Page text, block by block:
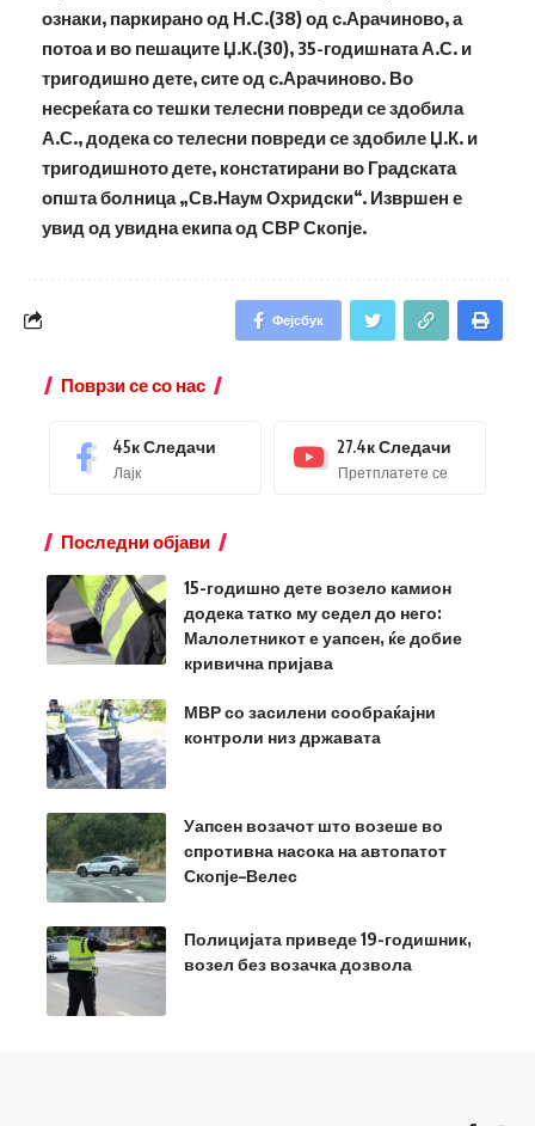
ознаки, паркирано од Н.С.(38) од с.Арачиново, а
потоа и во пешаците Џ.К.(30), 35-годишната А.С. и
тригодишно дете, сите од с.Арачиново. Во
несреќата со тешки телесни повреди се здобила
А.С., додека со телесни повреди се здобиле Џ.К. и
тригодишното дете, констатирани во Градската
општа болница „Св.Наум Охридски“. Извршен е
увид од увидна екипа од СВР Скопје.
Фејсбук
Поврзи се со нас
45кСледачи
Лајк
27.4кСледачи
Претплатете се
Последни објави
15-годишно дете возело камион
додека татко му седел до него:
Малолетникот е уапсен, ќе добие
кривична пријава
МВР со засилени сообраќајни
контроли низ државата
Уапсен возачот што возеше во
спротивна насока на автопатот
Скопје–Велес
Полицијата приведе 19-годишник,
возел без возачка дозвола